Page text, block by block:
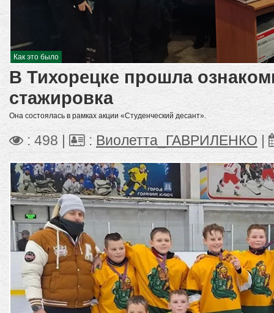
Как это было
В Тихорецке прошла
стажировка
Она состоялась в рамках акции «Студенческий десант».
: 498 | : Виолетта_ГАВРИЛЕНКО